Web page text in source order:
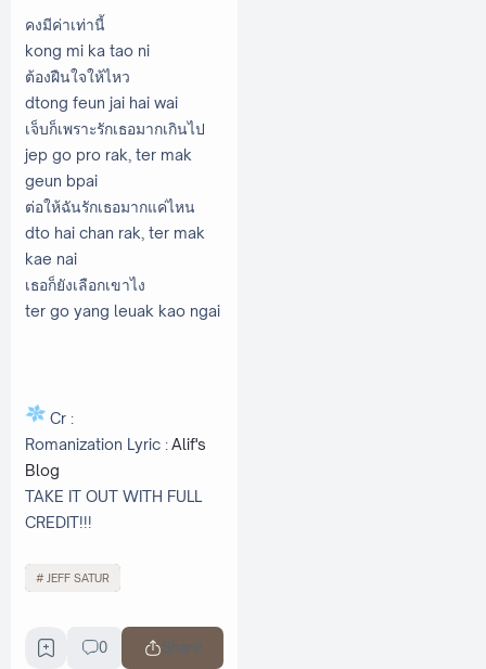
คงมีค่าเท่านี้
kong mi ka tao ni
ต้องฝืนใจให้ไหว
dtong feun jai hai wai
เจ็บก็เพราะรักเธอมากเกินไป
jep go pro rak, ter mak
geun bpai
ต่อให้ฉันรักเธอมากแค่ไหน
dto hai chan rak, ter mak
kae nai
เธอก็ยังเลือกเขาไง
ter go yang leuak kao ngai
Cr :
Romanization Lyric :Alif's
Blog
TAKE IT OUT WITH FULL
CREDIT!!!
JEFF SATUR
0 Share